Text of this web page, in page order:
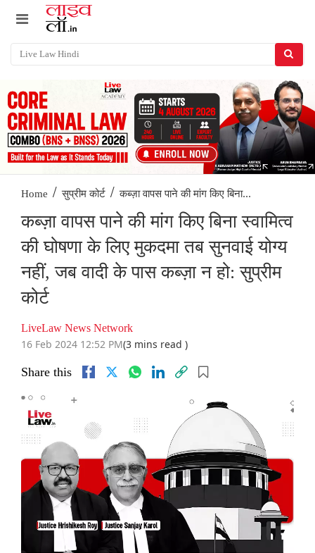
Home / सुप्रीम कोर्ट / कब्ज़ा वापस पाने की मांग किए बिना...
कब्ज़ा वापस पाने की मांग किए बिना स्वामित्व
की घोषणा के लिए मुकदमा तब सुनवाई योग्य
नहीं, जब वादी के पास कब्ज़ा न हो: सुप्रीम
कोर्ट
LiveLaw News Network
16 Feb 2024 12:52 PM(3 mins read )
Share this